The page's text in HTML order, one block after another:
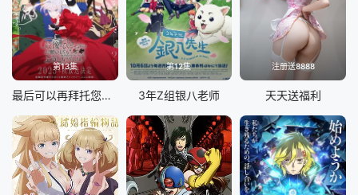
第13集
最后可以再拜托您一件事吗
第12集
3年Z组银八老师
注册送8888
天天送福利